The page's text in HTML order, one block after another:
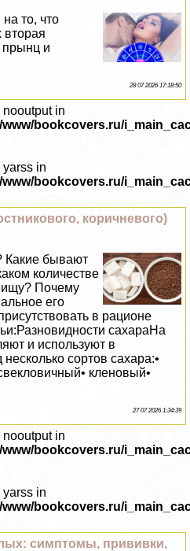
то, что
вторая
прынц и
28 07 2026 17:18:50
in
www/bookcovers.ru/
in
www/bookcovers.ru/
коричневого)
Какие бывают
количестве
Почему
его
в рационе
сахараНа
и используют в
сортов сахара:•
кленовый•
27 07 2026 1:34:39
in
www/bookcovers.ru/
in
www/bookcovers.ru/
симптомы, прививки,